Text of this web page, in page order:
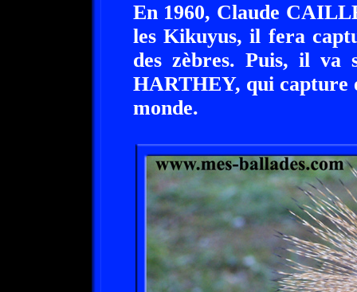
En 1960, Claude
les Kikuyus, il fera
des zèbres. Puis, il va
HARTHEY, qui capture
monde.